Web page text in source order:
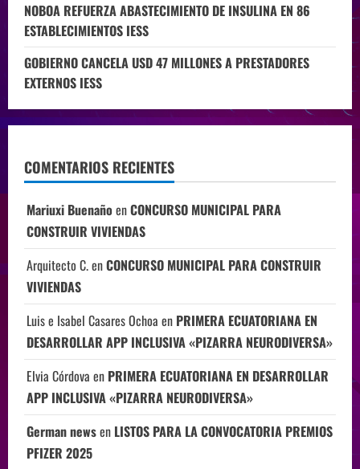
NOBOA REFUERZA ABASTECIMIENTO DE INSULINA EN 86
ESTABLECIMIENTOS IESS
GOBIERNO CANCELA USD 47 MILLONES A PRESTADORES
EXTERNOS IESS
COMENTARIOS RECIENTES
Mariuxi Buenaño enCONCURSO MUNICIPAL PARA
CONSTRUIR VIVIENDAS
Arquitecto C.enCONCURSO MUNICIPAL PARA CONSTRUIR
VIVIENDAS
Luis e Isabel Casares Ochoa en PRIMERA ECUATORIANA EN
DESARROLLAR APP INCLUSIVA «PIZARRA NEURODIVERSA»
Elvia Córdova en PRIMERA ECUATORIANA EN DESARROLLAR
APP INCLUSIVA «PIZARRA NEURODIVERSA»
German newsen LISTOS PARA LA CONVOCATORIA PREMIOS
PFIZER 2025